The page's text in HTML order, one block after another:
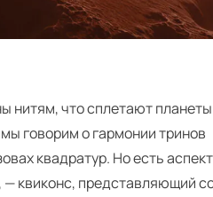
нитям, что сплетают планеты
говорим о гармонии тринов
квадратур. Но есть
— квиконс, представляющий